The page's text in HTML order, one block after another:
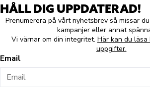
HÅLL DIG UPPDATERAD!
Prenumerera på vårt nyhetsbrev så missar
kampanjer eller annat
Vi värnar om din integritet. Här kan du
uppgifter.
Email